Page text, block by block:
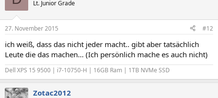
Lt. Junior Grade
27. November 2015 #12
ich weiß, dass das nicht jeder macht.. gibt aber tatsächlich
Leute die das machen... (Ich persönlich mache es auch nicht)
Dell XPS 15 9500 | i7-10750-H | 16GB Ram | 1TB NVMe SSD
Zotac2012